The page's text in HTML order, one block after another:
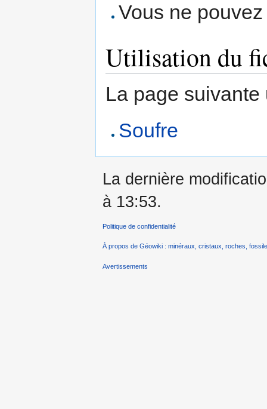
Vous ne
Utilisation du
La page
Soufre
La dernière
à 13:53.
Politique de confidentialité
À propos de Géowiki : minéraux, cristaux, roches,
Avertissements